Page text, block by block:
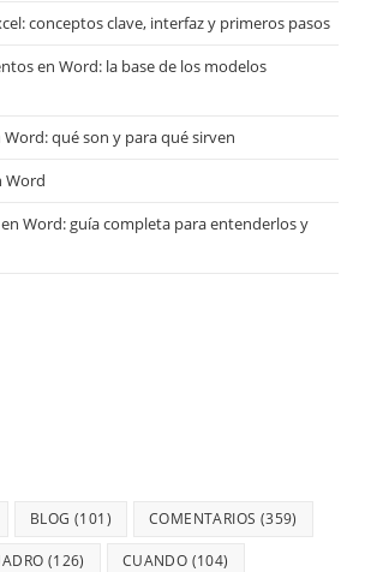
conceptos clave, interfaz y primeros pasos
en Word: la base de los modelos
qué son y para qué sirven
Word
Word: guía completa para entenderlos y
BLOG (101) COMENTARIOS (359)
(126) CUANDO (104)